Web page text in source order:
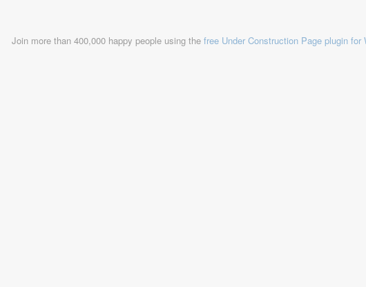
Join more than 400,000 happy people using the free Under Construction Page plugin for